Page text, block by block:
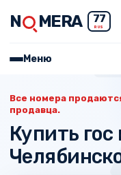
N MERA 77
RUS
Меню
Все номера
продавца.
Купить гос